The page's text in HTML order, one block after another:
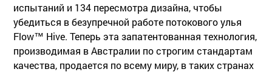
испытаний и 134 пересмотра дизайна, чтобы
убедиться в безупречной работе потокового улья
Flow™ Hive. Теперь эта запатентованная технология,
производимая в Австралии по строгим стандартам
качества, продается по всему миру, в таких странах